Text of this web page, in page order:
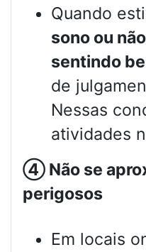
Quando
sono ou
sentindo
de
Nessas
atividades
④ Não se
perigosos
Em locais